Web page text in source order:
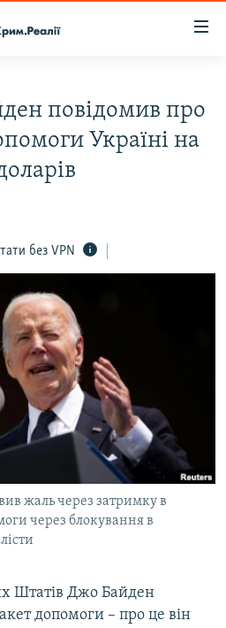
повідомив про
Україні на
без VPN
жаль через затримку в
через блокування в
Штатів Джо Байден
допомоги – про це він